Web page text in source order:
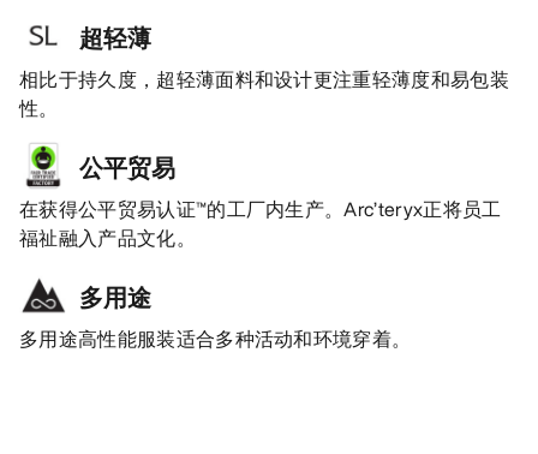
超轻薄
相比于持久度，超轻薄面料和设计更注重轻薄度和易包装
性。
公平贸易
在获得公平贸易认证™的工厂内生产。Arc’teryx正将员工
福祉融入产品文化。
多用途
多用途高性能服装适合多种活动和环境穿着。